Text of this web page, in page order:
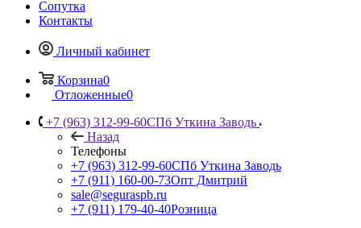
Сопутка
Контакты
Личный кабинет
Корзина0
Отложенные0
+7 (963) 312-99-60СПб Уткина Заводь
Назад
Телефоны
+7 (963) 312-99-60СПб Уткина Заводь
+7 (911) 160-00-73Опт Дмитрий
sale@seguraspb.ru
+7 (911) 179-40-40Розница